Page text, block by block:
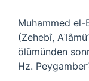
Muhammed el-
(Zehebî,
ölümünden
Hz.